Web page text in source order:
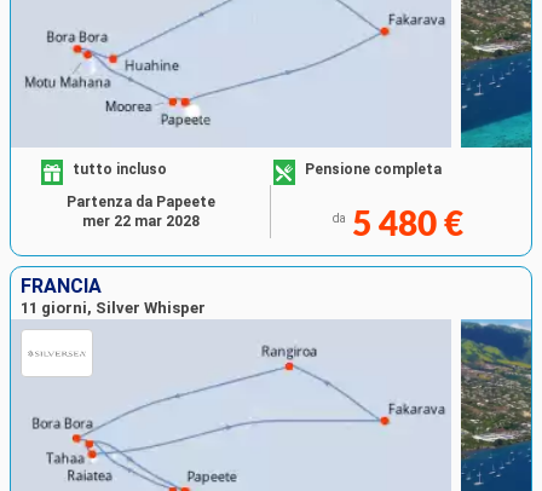
tutto incluso Pensione completa
da 5 480 €
Partenza da Papeete
mer 22 mar 2028
FRANCIA
11 giorni, Silver Whisper